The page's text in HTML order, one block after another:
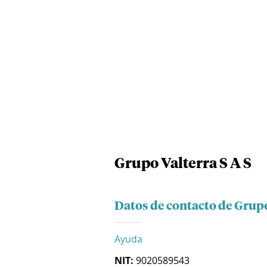
Grupo Valterra S A S
Datos de contacto de
Ayuda
NIT: 9020589543